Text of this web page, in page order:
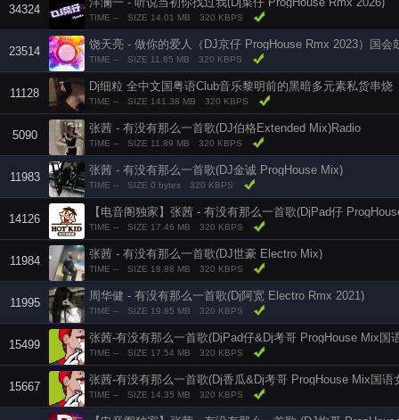
34324
TIME -- SIZE 14.01 MB 320 KBPS
23514
饶天亮 - 做你的爱人（DJ京仔 ProgHouse Rmx 2023）国会
TIME -- SIZE 11.85 MB 320 KBPS
11128
Dj细粒 全中文国粤语Club音乐黎明前的黑暗多元素私货串烧
TIME -- SIZE 141.38 MB 320 KBPS
5090
张茜 - 有没有那么一首歌(DJ伯格Extended Mix)Radio
TIME -- SIZE 11.89 MB 320 KBPS
11983
张茜 - 有没有那么一首歌(DJ金诚 ProgHouse Mix)
TIME -- SIZE 0 bytes 320 KBPS
14126
【电音阁独家】张茜 - 有没有那么一首歌(DjPad仔
TIME -- SIZE 17.46 MB 320 KBPS
11984
张茜 - 有没有那么一首歌(DJ世豪 Electro Mix)
TIME -- SIZE 18.88 MB 320 KBPS
11995
周华健 - 有没有那么一首歌(Dj阿宽 Electro Rmx 2021)
TIME -- SIZE 19.85 MB 320 KBPS
15499
张茜-有没有那么一首歌(DjPad仔&Dj考哥 ProgHouse Mix国
TIME -- SIZE 17.54 MB 320 KBPS
15667
张茜-有没有那么一首歌(Dj香瓜&Dj考哥 ProgHouse Mix国语
TIME -- SIZE 14.35 MB 320 KBPS